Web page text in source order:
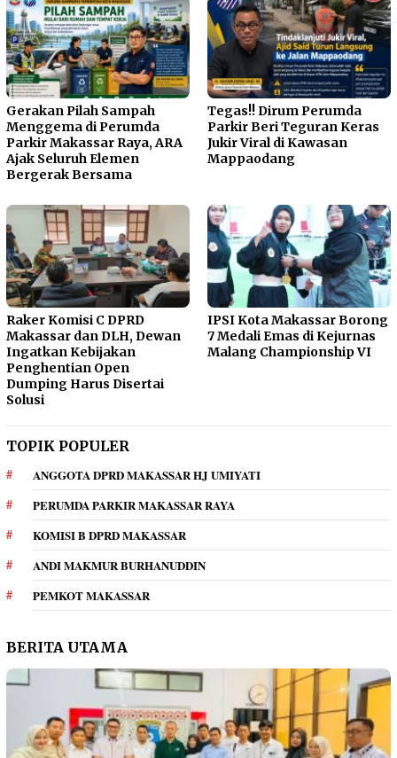
Gerakan Pilah Sampah
Menggema di Perumda
Parkir Makassar Raya, ARA
Ajak Seluruh Elemen
Bergerak Bersama
Tegas!! Dirum Perumda
Parkir Beri Teguran Keras
Jukir Viral di Kawasan
Mappaodang
Raker Komisi C DPRD
Makassar dan DLH, Dewan
Ingatkan Kebijakan
Penghentian Open
Dumping Harus Disertai
Solusi
IPSI Kota Makassar Borong
7 Medali Emas di Kejurnas
Malang Championship VI
TOPIK POPULER
ANGGOTA DPRD MAKASSAR HJ UMIYATI
PERUMDA PARKIR MAKASSAR RAYA
KOMISI B DPRD MAKASSAR
ANDI MAKMUR BURHANUDDIN
PEMKOT MAKASSAR
BERITA UTAMA